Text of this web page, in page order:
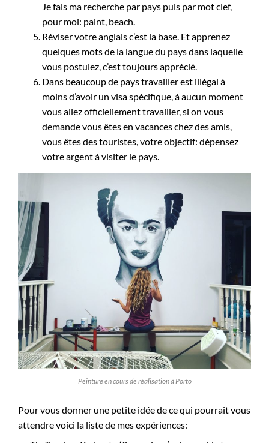
Je fais ma recherche par pays puis par mot clef,
pour moi: paint, beach.
Réviser votre anglais c’est la base. Et apprenez
quelques mots de la langue du pays dans laquelle
vous postulez, c’est toujours apprécié.
Dans beaucoup de pays travailler est illégal à
moins d’avoir un visa spécifique, à aucun moment
vous allez officiellement travailler, si on vous
demande vous êtes en vacances chez des amis,
vous êtes des touristes, votre objectif: dépensez
votre argent à visiter le pays.
Peinture en cours de réalisation à Porto
Pour vous donner une petite idée de ce qui pourrait vous
attendre voici la liste de mes expériences: